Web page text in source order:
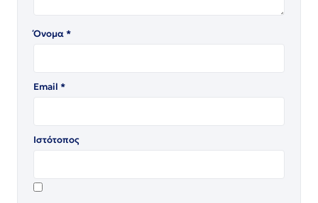
Όνομα*
Email *
Ιστότοπος